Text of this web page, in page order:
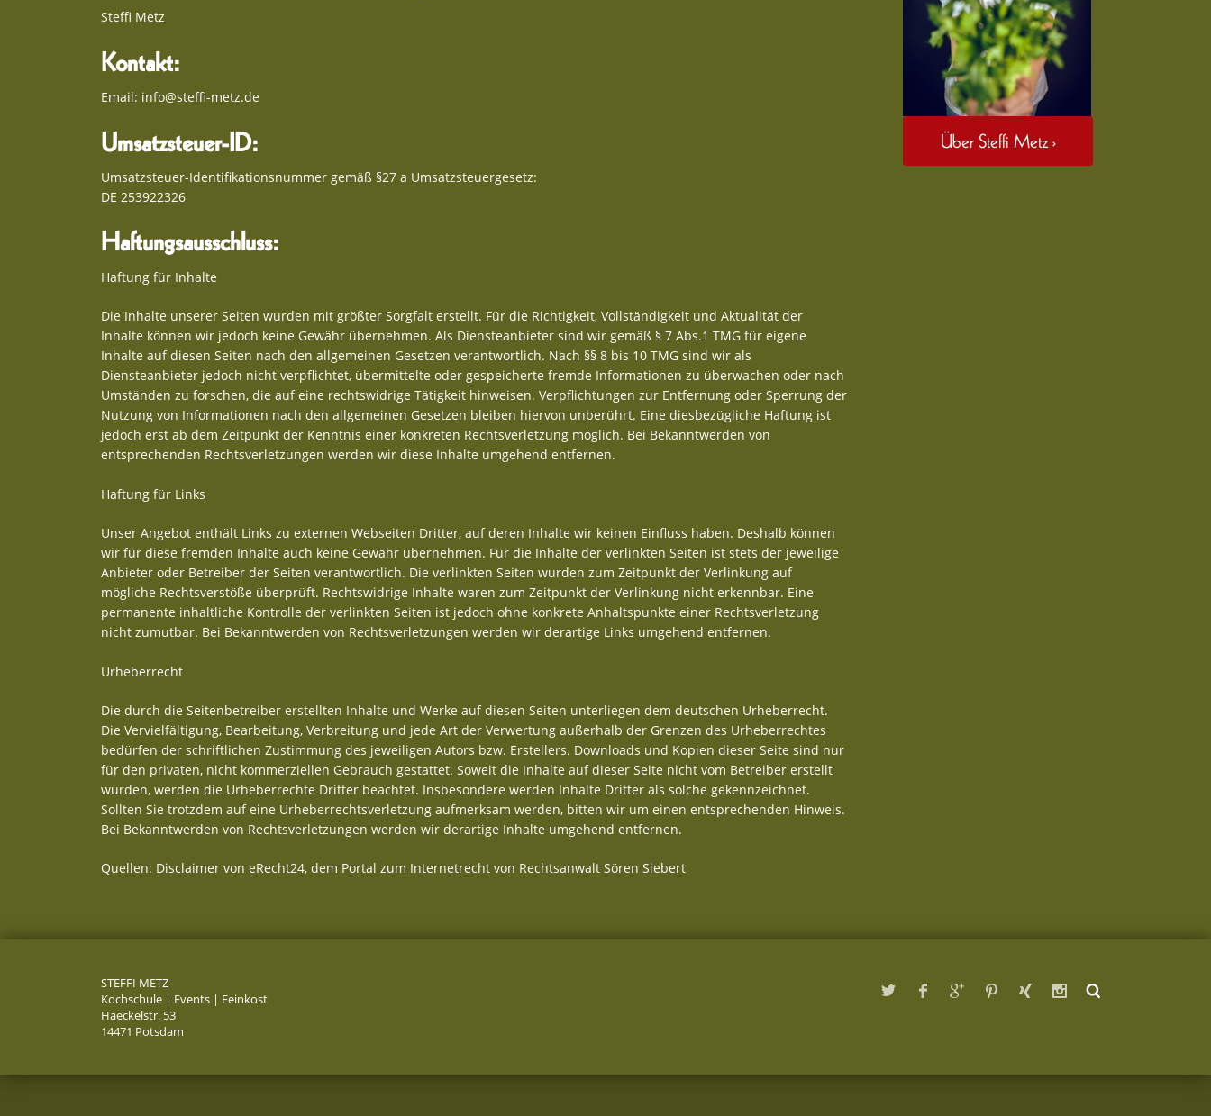
Steffi Metz
Kontakt:
Email: info@steffi-metz.de
Umsatzsteuer-ID:
Umsatzsteuer-Identifikationsnummer gemäß §27 a Umsatzsteuergesetz:
DE 253922326
Haftungsausschluss:
Haftung für Inhalte
Die Inhalte unserer Seiten wurden mit größter Sorgfalt erstellt. Für die Richtigkeit, Vollständigkeit und Aktualität der
Inhalte können wir jedoch keine Gewähr übernehmen. Als Diensteanbieter sind wir gemäß § 7 Abs.1 TMG für eigene
Inhalte auf diesen Seiten nach den allgemeinen Gesetzen verantwortlich. Nach §§ 8 bis 10 TMG sind wir als
Diensteanbieter jedoch nicht verpflichtet, übermittelte oder gespeicherte fremde Informationen zu überwachen oder nach
Umständen zu forschen, die auf eine rechtswidrige Tätigkeit hinweisen. Verpflichtungen zur Entfernung oder Sperrung der
Nutzung von Informationen nach den allgemeinen Gesetzen bleiben hiervon unberührt. Eine diesbezügliche Haftung ist
jedoch erst ab dem Zeitpunkt der Kenntnis einer konkreten Rechtsverletzung möglich. Bei Bekanntwerden von
entsprechenden Rechtsverletzungen werden wir diese Inhalte umgehend entfernen.
Haftung für Links
Unser Angebot enthält Links zu externen Webseiten Dritter, auf deren Inhalte wir keinen Einfluss haben. Deshalb können
wir für diese fremden Inhalte auch keine Gewähr übernehmen. Für die Inhalte der verlinkten Seiten ist stets der jeweilige
Anbieter oder Betreiber der Seiten verantwortlich. Die verlinkten Seiten wurden zum Zeitpunkt der Verlinkung auf
mögliche Rechtsverstöße überprüft. Rechtswidrige Inhalte waren zum Zeitpunkt der Verlinkung nicht erkennbar. Eine
permanente inhaltliche Kontrolle der verlinkten Seiten ist jedoch ohne konkrete Anhaltspunkte einer Rechtsverletzung
nicht zumutbar. Bei Bekanntwerden von Rechtsverletzungen werden wir derartige Links umgehend entfernen.
Urheberrecht
Die durch die Seitenbetreiber erstellten Inhalte und Werke auf diesen Seiten unterliegen dem deutschen Urheberrecht.
Die Vervielfältigung, Bearbeitung, Verbreitung und jede Art der Verwertung außerhalb der Grenzen des Urheberrechtes
bedürfen der schriftlichen Zustimmung des jeweiligen Autors bzw. Erstellers. Downloads und Kopien dieser Seite sind nur
für den privaten, nicht kommerziellen Gebrauch gestattet. Soweit die Inhalte auf dieser Seite nicht vom Betreiber erstellt
wurden, werden die Urheberrechte Dritter beachtet. Insbesondere werden Inhalte Dritter als solche gekennzeichnet.
Sollten Sie trotzdem auf eine Urheberrechtsverletzung aufmerksam werden, bitten wir um einen entsprechenden Hinweis.
Bei Bekanntwerden von Rechtsverletzungen werden wir derartige Inhalte umgehend entfernen.
Quellen: Disclaimer von eRecht24, dem Portal zum Internetrecht von Rechtsanwalt Sören Siebert
Über Steffi Metz ›
STEFFI METZ
Kochschule | Events | Feinkost
Haeckelstr. 53
14471 Potsdam